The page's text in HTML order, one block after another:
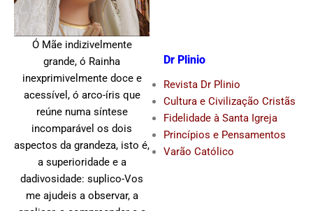
Ó Mãe indizivelmente
grande, ó Rainha
inexprimivelmente doce e
acessível, ó arco-íris que
reúne numa síntese
incomparável os dois
aspectos da grandeza, isto é,
a superioridade e a
dadivosidade: suplico-Vos
me ajudeis a observar, a
Dr Plinio
Revista Dr Plinio
Cultura e Civilização Cristãs
Fidelidade à Santa Igreja
Princípios e Pensamentos
Varão Católico